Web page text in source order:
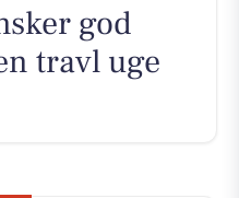
god
travl uge